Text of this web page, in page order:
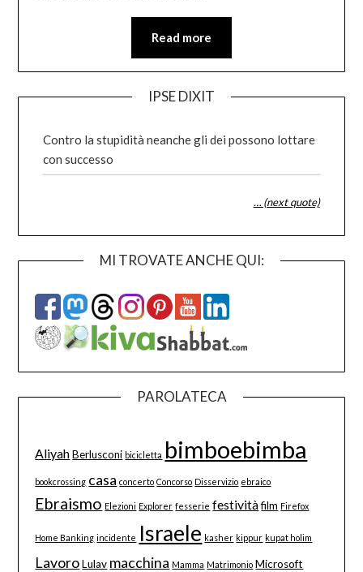
Read more
IPSE DIXIT
Contro la stupidità neanche gli dei possono lottare
con successo
… (next quote)
MI TROVATE ANCHE QUI:
PAROLATECA
Aliyah Berlusconi bicicletta bimboebimba
bookcrossing casa concerto Concorso Disservizio ebraico
Ebraismo Elezioni Explorer fesserie festività film Firefox
Home Banking incidente Israele kasher kippur kupat holim
Lavoro Lulav macchina Mamma Matrimonio Microsoft